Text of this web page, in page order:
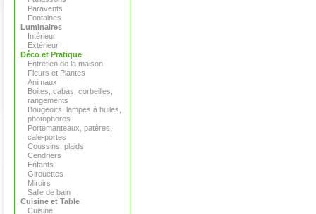
Paravents
Fontaines
Luminaires
Intérieur
Extérieur
Déco et Pratique
Entretien de la maison
Fleurs et Plantes
Animaux
Boites, cabas, corbeilles,
rangements
Bougeoirs, lampes à huiles,
photophores
Portemanteaux, patères,
cale-portes
Coussins, plaids
Cendriers
Enfants
Girouettes
Miroirs
Salle de bain
Cuisine et Table
Cuisine